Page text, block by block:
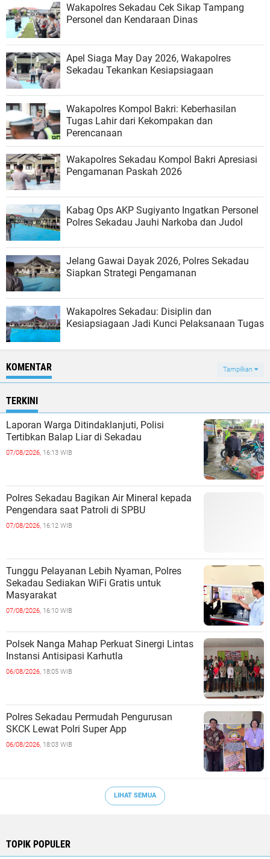
Wakapolres Sekadau Cek Sikap Tampang
Personel dan Kendaraan Dinas
Apel Siaga May Day 2026, Wakapolres
Sekadau Tekankan Kesiapsiagaan
Wakapolres Kompol Bakri: Keberhasilan
Tugas Lahir dari Kekompakan dan
Perencanaan
Wakapolres Sekadau Kompol Bakri Apresiasi
Pengamanan Paskah 2026
Kabag Ops AKP Sugiyanto Ingatkan Personel
Polres Sekadau Jauhi Narkoba dan Judol
Jelang Gawai Dayak 2026, Polres Sekadau
Siapkan Strategi Pengamanan
Wakapolres Sekadau: Disiplin dan
Kesiapsiagaan Jadi Kunci Pelaksanaan Tugas
KOMENTAR Tampilkan
TERKINI
Laporan Warga Ditindaklanjuti, Polisi
Tertibkan Balap Liar di Sekadau
07/08/2026, 16:13 WIB
Polres Sekadau Bagikan Air Mineral kepada
Pengendara saat Patroli di SPBU
07/08/2026, 16:12 WIB
Tunggu Pelayanan Lebih Nyaman, Polres
Sekadau Sediakan WiFi Gratis untuk
Masyarakat
07/08/2026, 16:10 WIB
Polsek Nanga Mahap Perkuat Sinergi Lintas
Instansi Antisipasi Karhutla
06/08/2026, 18:05 WIB
Polres Sekadau Permudah Pengurusan
SKCK Lewat Polri Super App
06/08/2026, 18:03 WIB
LIHAT SEMUA
TOPIK POPULER